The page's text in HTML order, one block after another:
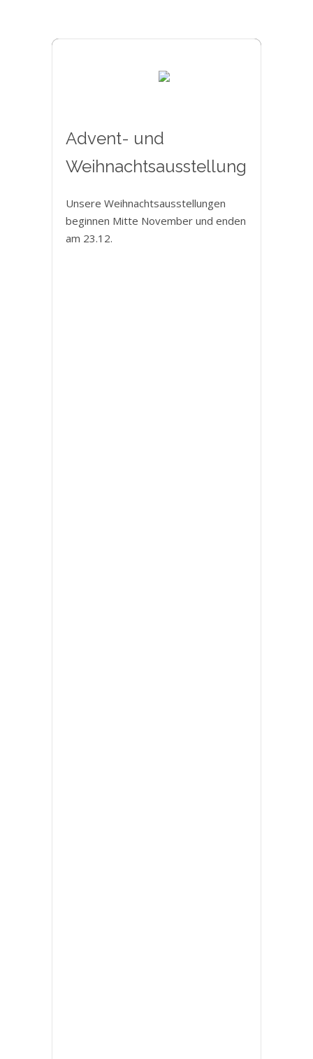
Advent- und
Weihnachtsausstellung
Unsere Weihnachtsausstellungen
beginnen Mitte November und enden
am 23.12.